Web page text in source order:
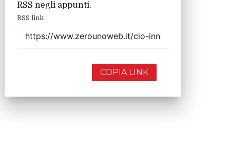
RSS negli appunti.
RSS link
COPIA LINK